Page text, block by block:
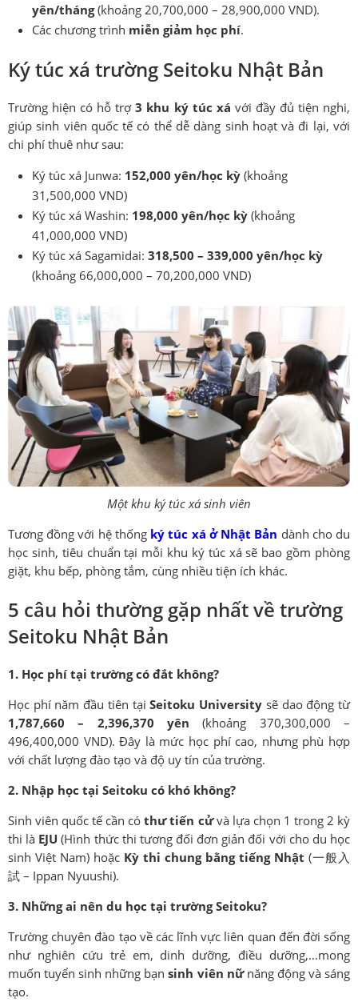
yên/tháng(khoảng 20,700,000 – 28,900,000 VND).
Các chương trình miễn giảm học phí.
Ký túc xá trường Seitoku Nhật Bản
Trường hiện có hỗ trợ3 khu ký túc xá với đầy đủ tiện nghi,
giúp sinh viên quốc tế có thể dễ dàng sinh hoạt và đi lại, với
chi phí thuê như sau:
Ký túc xá Junwa: 152,000 yên/học kỳ (khoảng
31,500,000 VND)
Ký túc xá Washin: 198,000 yên/học kỳ (khoảng
41,000,000 VND)
Ký túc xá Sagamidai: 318,500 – 339,000 yên/học kỳ
(khoảng 66,000,000 – 70,200,000 VND)
Một khu ký túc xá sinh viên
Tương đồng với hệ thống ký túc xá ở Nhật Bản dành cho du
học sinh, tiêu chuẩn tại mỗi khu ký túc xá sẽ bao gồm phòng
giặt, khu bếp, phòng tắm, cùng nhiều tiện ích khác.
5 câu hỏi thường gặp nhất về trường
Seitoku Nhật Bản
1. Học phí tại trường có đắt không?
Học phí năm đầu tiên tạiSeitoku University sẽ dao động từ
1,787,660 – 2,396,370 yên(khoảng 370,300,000 –
496,400,000 VND). Đây là mức học phí cao, nhưng phù hợp
với chất lượng đào tạo và độ uy tín của trường.
2. Nhập học tại Seitoku có khó không?
Sinh viên quốc tế cần cóthư tiến cửvà lựa chọn 1 trong 2 kỳ
thi là EJU (Hình thức thi tương đối đơn giản đối với cho du học
sinh Việt Nam) hoặc Kỳ thi chung bằng tiếng Nhật (一般入
試 – Ippan Nyuushi).
3. Những ai nên du học tại trường Seitoku?
Trường chuyên đào tạo về các lĩnh vực liên quan đến đời sống
như nghiên cứu trẻ em, dinh dưỡng, điều dưỡng,…mong
muốn tuyển sinh những bạnsinh viên nữnăng động và sáng
tạo.